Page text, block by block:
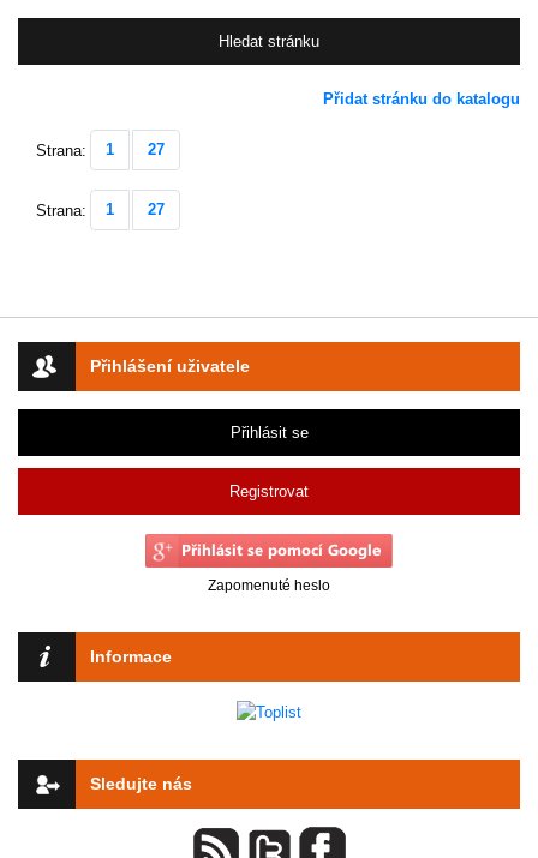
Přihlášení uživatele
Přihlásit se
Registrovat
Zapomenuté heslo
Informace
Sledujte nás
Přidat stránku do katalogu
Strana: 1 27
Strana: 1 27